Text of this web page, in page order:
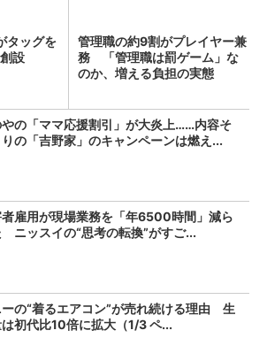
タッグを
設
管理職の約9割がプレイヤー兼
務 「管理職は罰ゲーム」な
のか、増える負担の実態
の「ママ応援割引」が大炎上……内容そ
りの「吉野家」のキャンペーンは燃え...
雇用が現場業務を「年6500時間」減ら
ニッスイの“思考の転換”がすご...
ーの“着るエアコン”が売れ続ける理由 生
初代比10倍に拡大（1/3 ペ...